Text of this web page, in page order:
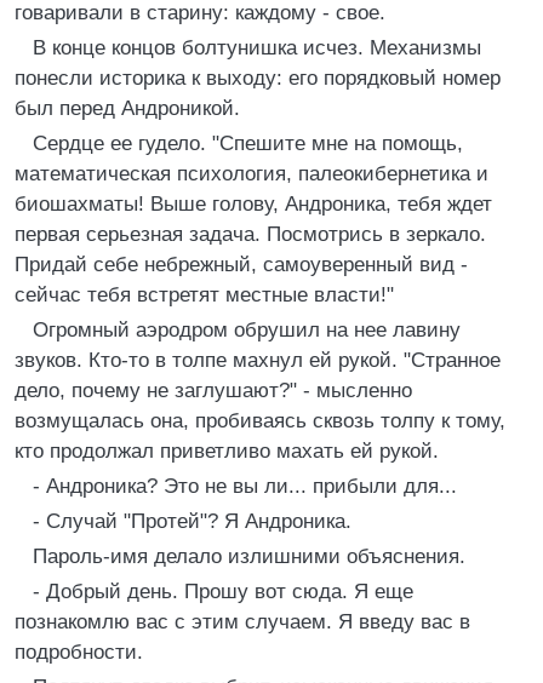
говаривали в старину: каждому - свое.
В конце концов болтунишка исчез. Механизмы
понесли историка к выходу: его порядковый номер
был перед Андроникой.
Сердце ее гудело. "Спешите мне на помощь,
математическая психология, палеокибернетика и
биошахматы! Выше голову, Андроника, тебя ждет
первая серьезная задача. Посмотрись в зеркало.
Придай себе небрежный, самоуверенный вид -
сейчас тебя встретят местные власти!"
Огромный аэродром обрушил на нее лавину
звуков. Кто-то в толпе махнул ей рукой. "Странное
дело, почему не заглушают?" - мысленно
возмущалась она, пробиваясь сквозь толпу к тому,
кто продолжал приветливо махать ей рукой.
- Андроника? Это не вы ли... прибыли для...
- Случай "Протей"? Я Андроника.
Пароль-имя делало излишними объяснения.
- Добрый день. Прошу вот сюда. Я еще
познакомлю вас с этим случаем. Я введу вас в
подробности.